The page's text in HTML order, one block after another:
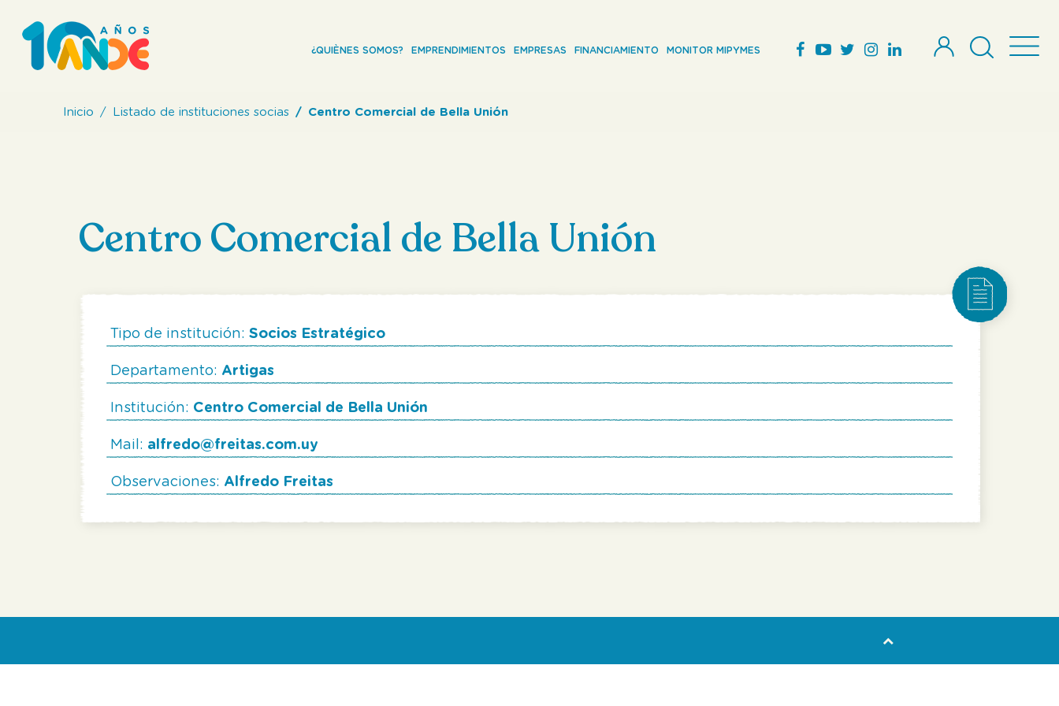
¿QUIÈNES SOMOS? EMPRENDIMIENTOS EMPRESAS FINANCIAMIENTO MONITOR MIPYMES
Inicio Listado de instituciones socias Centro Comercial de Bella Unión
Centro Comercial de Bella Unión
Tipo de institución: Socios Estratégico
Departamento: Artigas
Institución: Centro Comercial de Bella Unión
Mail: alfredo@freitas.com.uy
Observaciones: Alfredo Freitas